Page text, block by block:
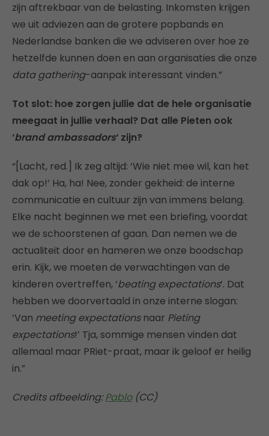
zijn aftrekbaar van de belasting. Inkomsten krijgen
we uit adviezen aan de grotere popbands en
Nederlandse banken die we adviseren over hoe ze
hetzelfde kunnen doen en aan organisaties die onze
data gathering-aanpak interessant vinden.”
Tot slot: hoe zorgen jullie dat de hele organisatie
meegaat in jullie verhaal? Dat alle Pieten ook
‘brand ambassadors‘ zijn?
“[Lacht, red.] Ik zeg altijd: ‘Wie niet mee wil, kan het
dak op!’ Ha, ha! Nee, zonder gekheid: de interne
communicatie en cultuur zijn van immens belang.
Elke nacht beginnen we met een briefing, voordat
we de schoorstenen af gaan. Dan nemen we de
actualiteit door en hameren we onze boodschap
erin. Kijk, we moeten de verwachtingen van de
kinderen overtreffen, ‘beating expectations‘. Dat
hebben we doorvertaald in onze interne slogan:
‘Van meeting expectationsnaar Pieting
expectations!’ Tja, sommige mensen vinden dat
allemaal maar PRiet-praat, maar ik geloof er heilig
in.”
Credits afbeelding:Pablo(CC)